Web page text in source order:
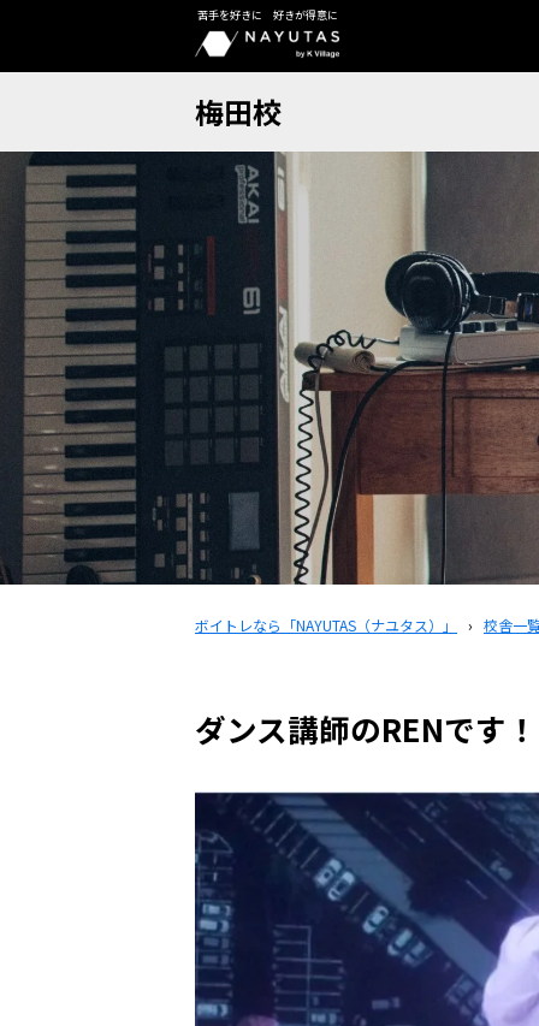
苦手を好きに 好きが得意に
梅田校
ボイトレなら「NAYUTAS（ナユタス）」 › 校舎一
ダンス講師のRENです